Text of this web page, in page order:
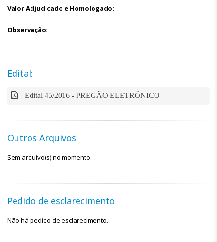
Valor Adjudicado e Homologado:
Observação:
Edital:
Edital 45/2016 - PREGÃO ELETRÔNICO
Outros Arquivos
Sem arquivo(s) no momento.
Pedido de esclarecimento
Não há pedido de esclarecimento.